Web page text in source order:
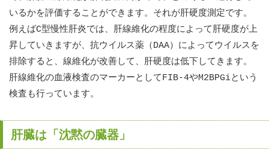
いるかを評価することができます。それが肝硬度測定です。
例えばC型慢性肝炎では、肝線維化の程度によって肝硬度が上
昇していきますが、抗ウイルス薬（DAA）によってウイルスを
排除すると、線維化が改善して、肝硬度は低下してきます。
肝線維化の血液検査のマーカーとしてFIB-4やM2BPGiという
検査も行っています。
肝臓は「沈黙の臓器」